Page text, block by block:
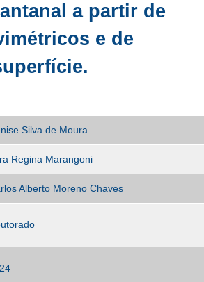
a partir de
e de
Silva de Moura
Regina Marangoni
Alberto Moreno Chaves